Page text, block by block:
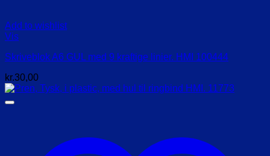
Add to wishlist
Vis
Skriveblok A6 GUL med 9 kraftige linier. HMI 100444
kr.30,00